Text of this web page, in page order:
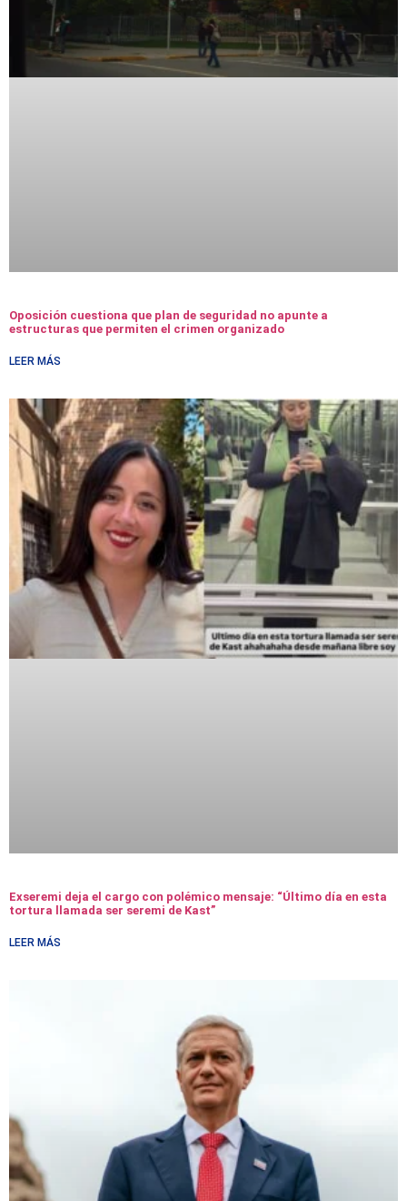
Oposición cuestiona que plan de seguridad no apunte a
estructuras que permiten el crimen organizado
LEER MÁS
Exseremi deja el cargo con polémico mensaje: “Último día en esta
tortura llamada ser seremi de Kast”
LEER MÁS